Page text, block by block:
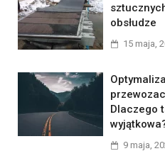
obsłudze
15 maja,
Dlaczego
9 maja,